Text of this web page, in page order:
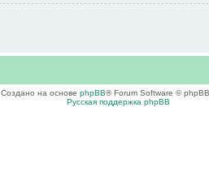
Создано на основе phpBB® Forum Software ©
Русская поддержка phpBB